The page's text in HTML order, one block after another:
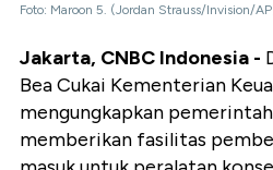
Foto: Maroon 5. (Jordan Strauss/Invision/
Jakarta, CNBC Indonesia -
Bea Cukai Kementerian
mengungkapkan
memberikan fasilitas